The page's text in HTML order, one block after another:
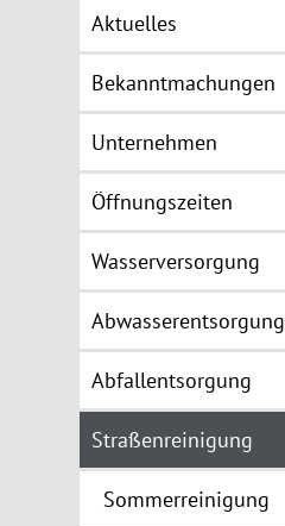
Aktuelles
Bekanntmachungen
Unternehmen
Öffnungszeiten
Wasserversorgung
Abwasserentsorgung
Abfallentsorgung
Straßenreinigung
Sommerreinigung